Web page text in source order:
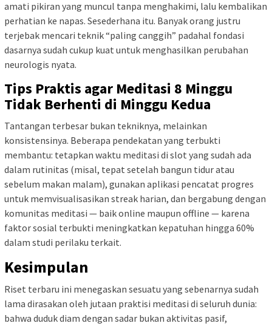
amati pikiran yang muncul tanpa menghakimi, lalu kembalikan
perhatian ke napas. Sesederhana itu. Banyak orang justru
terjebak mencari teknik “paling canggih” padahal fondasi
dasarnya sudah cukup kuat untuk menghasilkan perubahan
neurologis nyata.
Tips Praktis agar Meditasi 8 Minggu
Tidak Berhenti di Minggu Kedua
Tantangan terbesar bukan tekniknya, melainkan
konsistensinya. Beberapa pendekatan yang terbukti
membantu: tetapkan waktu meditasi di slot yang sudah ada
dalam rutinitas (misal, tepat setelah bangun tidur atau
sebelum makan malam), gunakan aplikasi pencatat progres
untuk memvisualisasikan streak harian, dan bergabung dengan
komunitas meditasi — baik online maupun offline — karena
faktor sosial terbukti meningkatkan kepatuhan hingga 60%
dalam studi perilaku terkait.
Kesimpulan
Riset terbaru ini menegaskan sesuatu yang sebenarnya sudah
lama dirasakan oleh jutaan praktisi meditasi di seluruh dunia:
bahwa duduk diam dengan sadar bukan aktivitas pasif,